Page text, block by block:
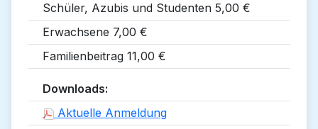
Schüler, Azubis und Studenten 5,00 €
Erwachsene 7,00 €
Familienbeitrag 11,00 €
Downloads:
Aktuelle Anmeldung